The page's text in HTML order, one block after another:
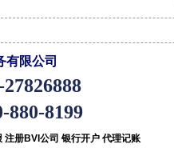
有限公司
27826888
880-8199
注册BVI公司 银行开户 代理记账